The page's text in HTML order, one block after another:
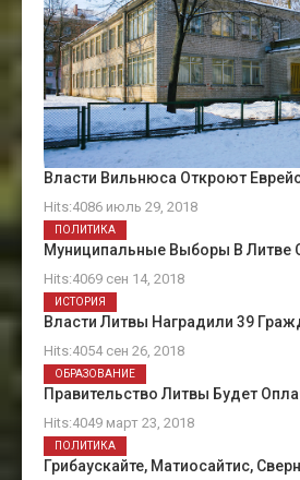
Власти Вильнюса Откроют
Hits:4086 июль 29, 2018
Муниципальные Выборы В Литве
Hits:4069 сен 14, 2018
ПОЛИТИКА
Власти Литвы Наградили 39
Hits:4054 сен 26, 2018
ИСТОРИЯ
Правительство Литвы Будет
Hits:4049 март 23, 2018
ОБРАЗОВАНИЕ
Грибаускайте, Матиосайтис,
ПОЛИТИКА